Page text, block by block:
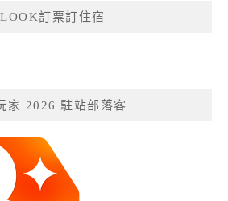
訂票訂住宿
家 2026 駐站部落客